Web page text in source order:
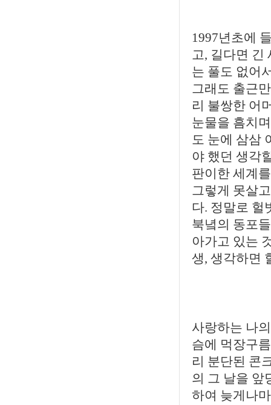
1997년초에
고, 길다면 긴
는 풀도 없어
그래도 출근
리 불쌍한 어
눈물을 흠치
도 눈에 삼삼
야 했던 생각
판이한 세계
그렇게 못살
다. 정말로 헐
북녘의 동포
아가고 있는
생, 생각하면
사랑하는 나
슴에 먹장구
리 분단된 콘
의 그 날을 앞
하여 늦게나